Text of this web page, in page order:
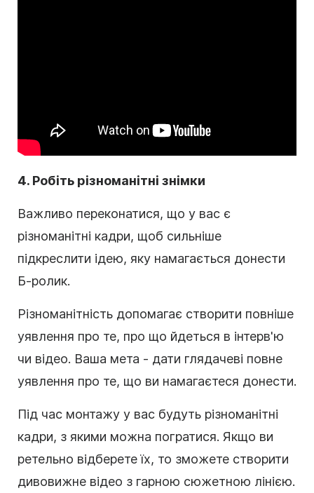
4. Робіть різноманітні знімки
Важливо переконатися, що у вас є
різноманітні кадри, щоб сильніше
підкреслити ідею, яку намагається донести
Б-ролик.
Різноманітність допомагає створити повніше
уявлення про те, про що йдеться в інтерв'ю
чи відео. Ваша мета - дати глядачеві повне
уявлення про те, що ви намагаєтеся донести.
Під час монтажу у вас будуть різноманітні
кадри, з якими можна погратися. Якщо ви
ретельно відберете їх, то зможете створити
дивовижне відео з гарною сюжетною лінією.